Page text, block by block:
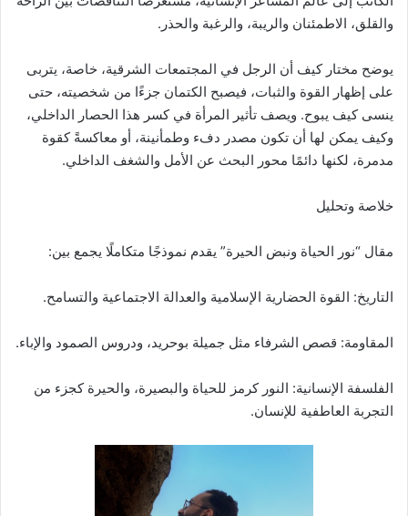
والقلق، الاطمئنان والريبة، والرغبة والحذر.
يوضح مختار كيف أن الرجل في المجتمعات الشرقية، خاصة، يتربى
على إظهار القوة والثبات، فيصبح الكتمان جزءًا من شخصيته، حتى
ينسى كيف يبوح. ويصف تأثير المرأة في كسر هذا الحصار الداخلي،
وكيف يمكن لها أن تكون مصدر دفء وطمأنينة، أو معاكسةً كقوة
مدمرة، لكنها دائمًا محور البحث عن الأمل والشغف الداخلي.
خلاصة وتحليل
مقال “نور الحياة ونبض الحيرة” يقدم نموذجًا متكاملًا يجمع بين:
التاريخ: القوة الحضارية الإسلامية والعدالة الاجتماعية والتسامح.
المقاومة: قصص الشرفاء مثل جميلة بوحريد، ودروس الصمود والإباء.
الفلسفة الإنسانية: النور كرمز للحياة والبصيرة، والحيرة كجزء من
التجربة العاطفية للإنسان.